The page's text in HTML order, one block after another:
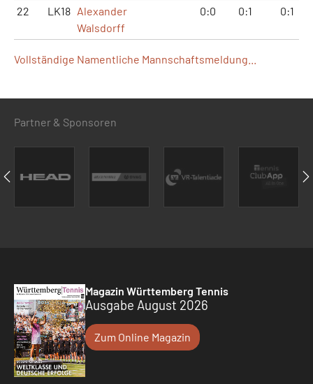
22 LK18 Alexander
Walsdorff
0:0 0:1 0:1
Vollständige Namentliche Mannschaftsmeldung...
Partner & Sponsoren
Magazin Württemberg Tennis
Ausgabe August 2026
Zum Online Magazin